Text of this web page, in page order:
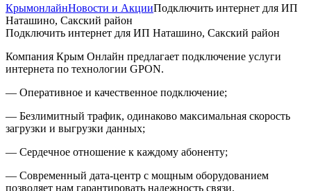
КрымонлайнНовости и АкцииПодключить интернет для ИП
Наташино, Сакский район
Подключить интернет для ИП Наташино, Сакский район
Компания Крым Онлайн предлагает подключение услуги
интернета по технологии GPON.
— Оперативное и качественное подключение;
— Безлимитный трафик, одинаково максимальная скорость
загрузки и выгрузки данных;
— Сердечное отношение к каждому абоненту;
— Современный дата-центр с мощным оборудованием
позволяет нам гарантировать надежность связи.